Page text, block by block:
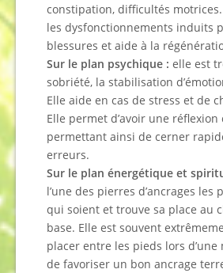
constipation, difficultés
les dysfonctionnements induits
blessures et aide à la
Sur le plan psychique : elle est
sobriété, la stabilisation
Elle aide en cas de stress et de
Elle permet d’avoir une
permettant ainsi de cerner
erreurs.
Sur le plan énergétique et
l’une des pierres d’ancrages les
qui soient et trouve sa place au
base. Elle est souvent
placer entre les pieds lors
de favoriser un bon ancrage